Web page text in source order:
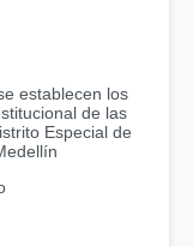
establecen los
de las
Especial de